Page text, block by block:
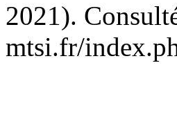
2021).
mtsi.fr/